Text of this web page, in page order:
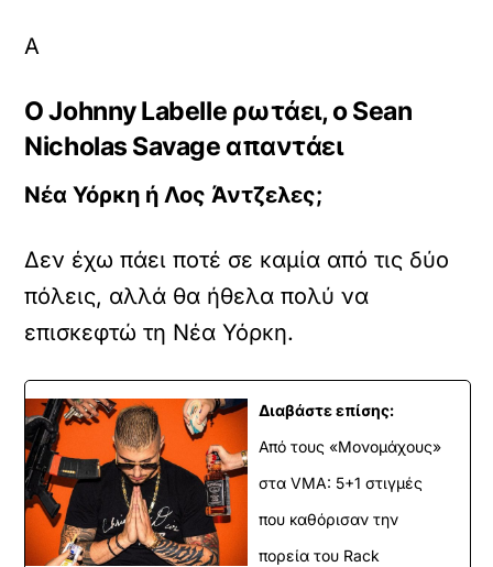
Α
Ο Johnny Labelle ρωτάει, ο Sean
Nicholas Savage απαντάει
Νέα Υόρκη ή Λος Άντζελες;
Δεν έχω πάει ποτέ σε καμία από τις δύο
πόλεις, αλλά θα ήθελα πολύ να
επισκεφτώ τη Νέα Υόρκη.
Διαβάστε επίσης:
Από τους «Μονομάχους»
στα VMA: 5+1 στιγμές
που καθόρισαν την
πορεία του Rack